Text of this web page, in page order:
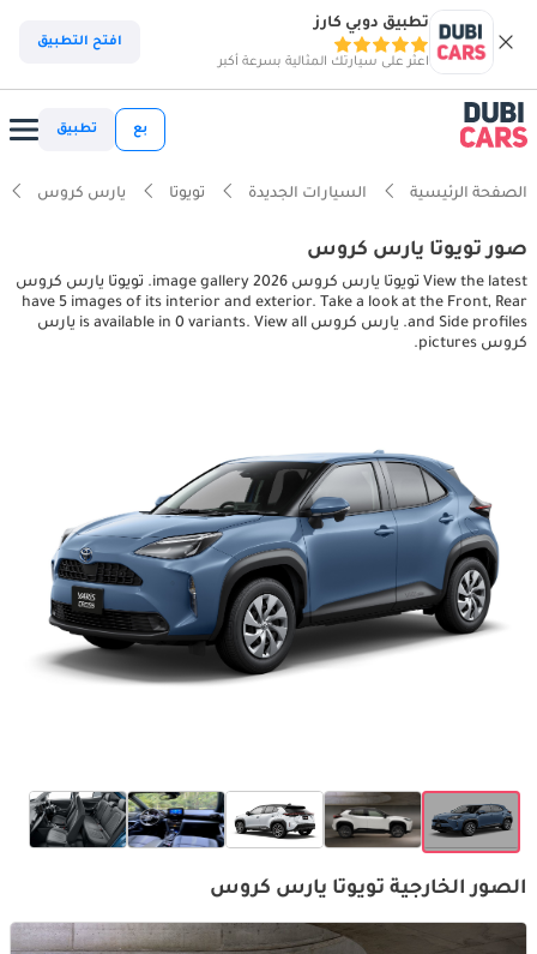
تطبيق دوبي كارز
اعثر على سيارتك المثالية بسرعة أكبر
افتح التطبيق
بع تطبيق
الصفحة الرئيسية السيارات الجديدة تويوتا يارس كروس
صور تويوتا يارس كروس
View the latest تويوتا يارس كروس 2026 image gallery. تويوتا يارس كروس
have 5 images of its interior and exterior. Take a look at the Front, Rear
and Side profiles. يارس كروس is available in 0 variants. View all يارس
كروس pictures.
الصور الخارجية تويوتا يارس كروس